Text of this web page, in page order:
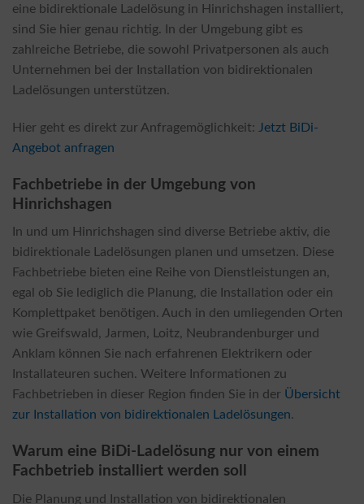
eine bidirektionale Ladelösung in Hinrichshagen installiert,
sind Sie hier genau richtig. In der Umgebung gibt es
zahlreiche Betriebe, die sowohl Privatpersonen als auch
Unternehmen bei der Installation von bidirektionalen
Ladelösungen unterstützen.
Hier geht es direkt zur Anfragemöglichkeit: Jetzt BiDi-
Angebot anfragen
Fachbetriebe in der Umgebung von
Hinrichshagen
In und um Hinrichshagen sind diverse Betriebe aktiv, die
bidirektionale Ladelösungen planen und umsetzen. Diese
Fachbetriebe bieten eine Reihe von Dienstleistungen an,
egal ob Sie lediglich die Planung, die Installation oder ein
Komplettpaket benötigen. Auch in den umliegenden Orten
wie Greifswald, Jarmen, Loitz, Neubrandenburger und
Anklam können Sie nach erfahrenen Elektrikern oder
Installateuren suchen. Weitere Informationen zu
Fachbetrieben in dieser Region finden Sie in der Übersicht
zur Installation von bidirektionalen Ladelösungen.
Warum eine BiDi-Ladelösung nur von einem
Fachbetrieb installiert werden soll
Die Planung und Installation von bidirektionalen